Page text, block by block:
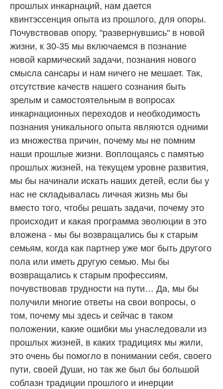
прошлых инкарнаций, нам дается
квинтэссенция опыта из прошлого, для опоры.
Почувствовав опору, "развернувшись" в новой
жизни, к 30-35 мы включаемся в познание
новой кармический задачи, познания нового
смысла сансары и нам ничего не мешает. Так,
отсутствие качеств нашего сознания быть
зрелым и самостоятельным в вопросах
инкарнационных переходов и необходимость
познания уникального опыта являются одними
из множества причин, почему мы не помним
наши прошлые жизни. Воплощаясь с памятью
прошлых жизней, на текущем уровне развития,
мы бы начинали искать наших детей, если бы у
нас не складывалась личная жизнь мы бы
вместо того, чтобы решать задачи, почему это
происходит и какая программа эволюции в это
вложена - мы бы возвращались бы к старым
семьям, когда как партнер уже мог быть другого
пола или иметь другую семью. Мы бы
возвращались к старым профессиям,
почувствовав трудности на пути… Да, мы бы
получили многие ответы на свои вопросы, о
том, почему мы здесь и сейчас в таком
положении, какие ошибки мы унаследовали из
прошлых жизней, в каких традициях мы жили,
это очень бы помогло в понимании себя, своего
пути, своей Души, но так же был бы большой
соблазн традиции прошлого и инерции